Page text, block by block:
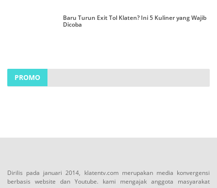
Baru Turun Exit Tol Klaten? Ini 5 Kuliner yang Wajib
Dicoba
PROMO
Dirilis pada januari 2014, klatentv.com merupakan media konvergensi
berbasis website dan Youtube. kami mengajak anggota masyarakat